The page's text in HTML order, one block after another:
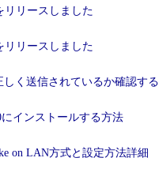
リリースしました
リリースしました
く送信されているか確認する
にインストールする方法
on LAN方式と設定方法詳細